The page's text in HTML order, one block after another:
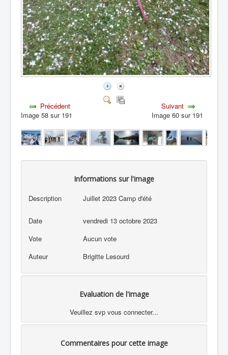
Précédent
Image 58 sur 191
Suivant
Image 60 sur 191
Informations sur l'image
Description Juillet 2023 Camp d'été
Date
vendredi 13 octobre 2023
Vote
Aucun vote
Auteur
Brigitte Lesourd
Evaluation de l'image
Veuillez svp vous connecter...
Commentaires pour cette image